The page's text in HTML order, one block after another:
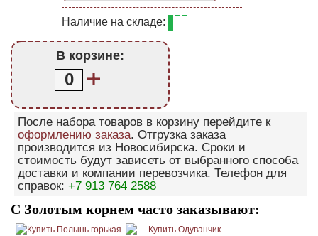
Наличие на складе:
В корзине:
0
После набора товаров в корзину перейдите к
оформлению заказа. Отгрузка заказа
производится из Новосибирска. Сроки и
стоимость будут зависеть от выбранного способа
доставки и компании перевозчика. Телефон для
справок: +7 913 764 2588
С Золотым корнем часто заказывают: